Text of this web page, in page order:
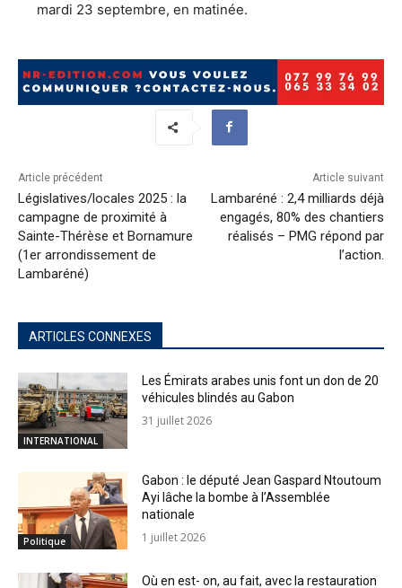
mardi 23 septembre, en matinée.
Article précédent
Législatives/locales 2025 : la
campagne de proximité à
Sainte-Thérèse et Bornamure
(1er arrondissement de
Lambaréné)
Article suivant
Lambaréné : 2,4 milliards déjà
engagés, 80% des chantiers
réalisés – PMG répond par
l’action.
ARTICLES CONNEXES
INTERNATIONAL
Les Émirats arabes unis font un don de 20
véhicules blindés au Gabon
31 juillet 2026
Politique
Gabon : le député Jean Gaspard Ntoutoum
Ayi lâche la bombe à l’Assemblée
nationale
1 juillet 2026
Où en est- on, au fait, avec la restauration